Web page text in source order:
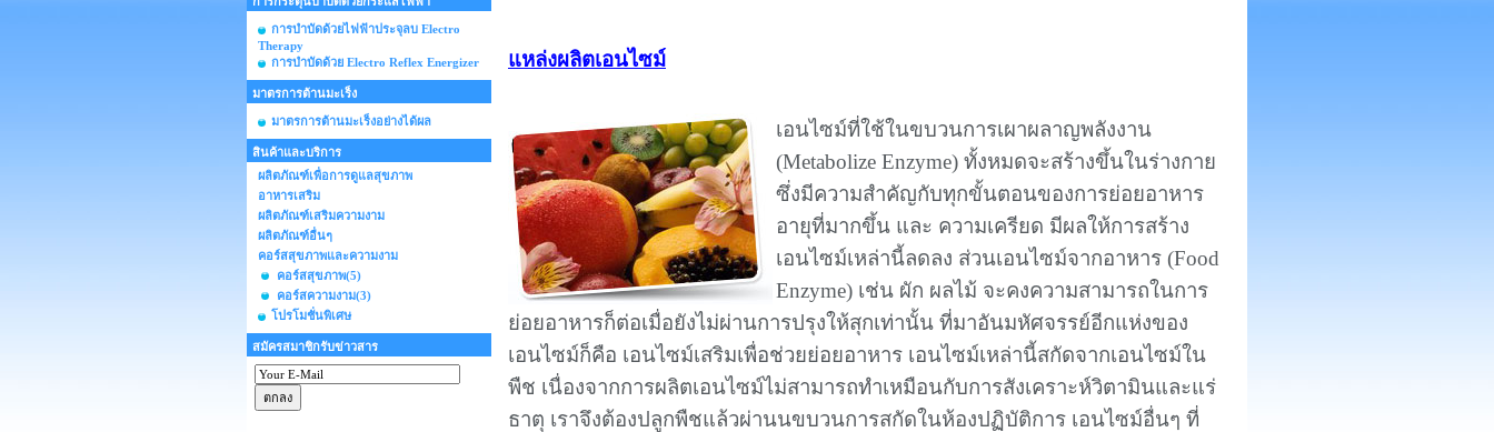
การบำบัดด้วยไฟฟ้าประจุลบ Electro
Therapy
การบำบัดด้วย Electro Reflex Energizer
มาตรการต้านมะเร็ง
มาตรการต้านมะเร็งอย่างได้ผล
สินค้าและบริการ
ผลิตภัณฑ์เพื่อการดูแลสุขภาพ
อาหารเสริม
ผลิตภัณฑ์เสริมความงาม
ผลิตภัณฑ์อื่นๆ
คอร์สสุขภาพและความงาม
คอร์สสุขภาพ(5)
คอร์สความงาม(3)
โปรโมชั่นพิเศษ
สมัครสมาชิกรับข่าวสาร
แหล่งผลิตเอนไซม์
เอนไซม์ที่ใช้ในขบวนการเผาผลาญพลังงาน
(Metabolize Enzyme) ทั้งหมดจะสร้างขึ้นในร่างกาย
ซึ่งมีความสำคัญกับทุกขั้นตอนของการย่อยอาหาร
อายุที่มากขึ้น และ ความเครียด มีผลให้การสร้าง
เอนไซม์เหล่านี้ลดลง ส่วนเอนไซม์จากอาหาร (Food
Enzyme) เช่น ผัก ผลไม้ จะคงความสามารถในการ
ย่อยอาหารก็ต่อเมื่อยังไม่ผ่านการปรุงให้สุกเท่านั้น ที่มาอันมหัศจรรย์อีกแห่งของ
เอนไซม์ก็คือ เอนไซม์เสริมเพื่อช่วยย่อยอาหาร เอนไซม์เหล่านี้สกัดจากเอนไซม์ใน
พืช เนื่องจากการผลิตเอนไซม์ไม่สามารถทำเหมือนกับการสังเคราะห์วิตามินและแร่
ธาตุ เราจึงต้องปลูกพืชแล้วผ่านนขบวนการสกัดในห้องปฏิบัติการ เอนไซม์อื่นๆ ที่